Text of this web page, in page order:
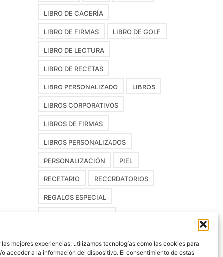
las mejores experiencias, utilizamos tecnologías como las cookies para
o acceder a la información del dispositivo. El consentimiento de estas
LIBRO DE CACERÍA
LIBRO DE FIRMAS LIBRO DE GOLF
LIBRO DE LECTURA
LIBRO DE RECETAS
LIBRO PERSONALIZADO LIBROS
LIBROS CORPORATIVOS
LIBROS DE FIRMAS
LIBROS PERSONALIZADOS
PERSONALIZACIÓN PIEL
RECETARIO RECORDATORIOS
REGALOS ESPECIAL
ÁLBUMES DIGITALES